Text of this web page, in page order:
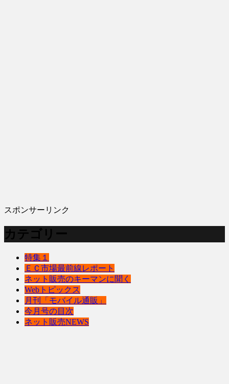
スポンサーリンク
カテゴリー
特集１
ＥＣ市場最前線レポート
ネット販売のキーマンに聞く
Webトピックス
月刊「モバイル通販」
今月号の目次
ネット販売NEWS